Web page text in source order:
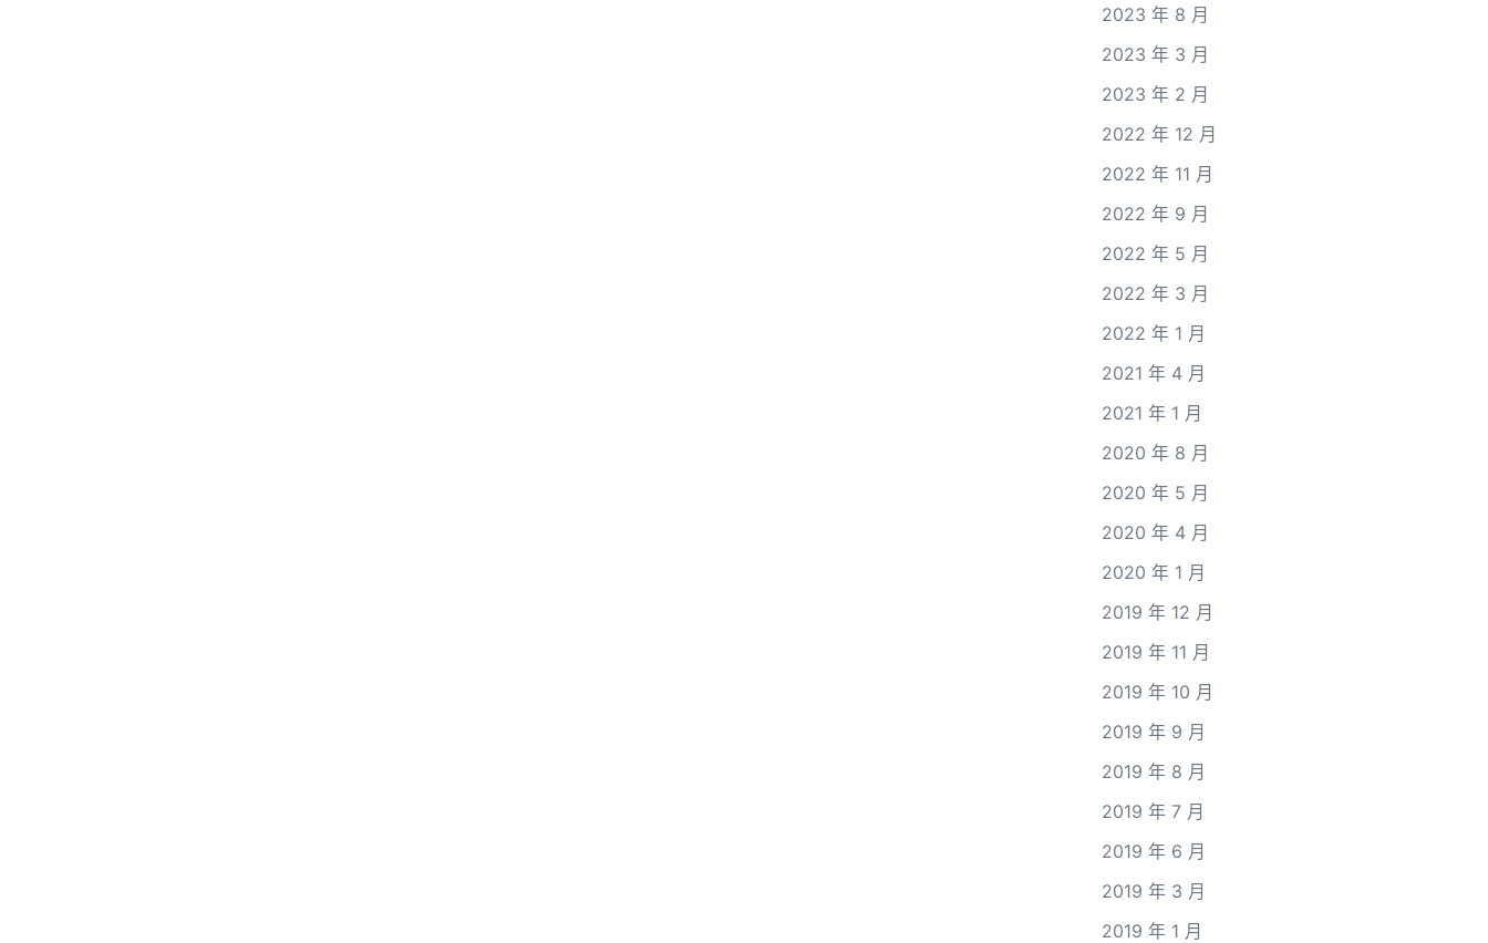
2023 年 8 月
2023 年 3 月
2023 年 2 月
2022 年 12 月
2022 年 11 月
2022 年 9 月
2022 年 5 月
2022 年 3 月
2022 年 1 月
2021 年 4 月
2021 年 1 月
2020 年 8 月
2020 年 5 月
2020 年 4 月
2020 年 1 月
2019 年 12 月
2019 年 11 月
2019 年 10 月
2019 年 9 月
2019 年 8 月
2019 年 7 月
2019 年 6 月
2019 年 3 月
2019 年 1 月